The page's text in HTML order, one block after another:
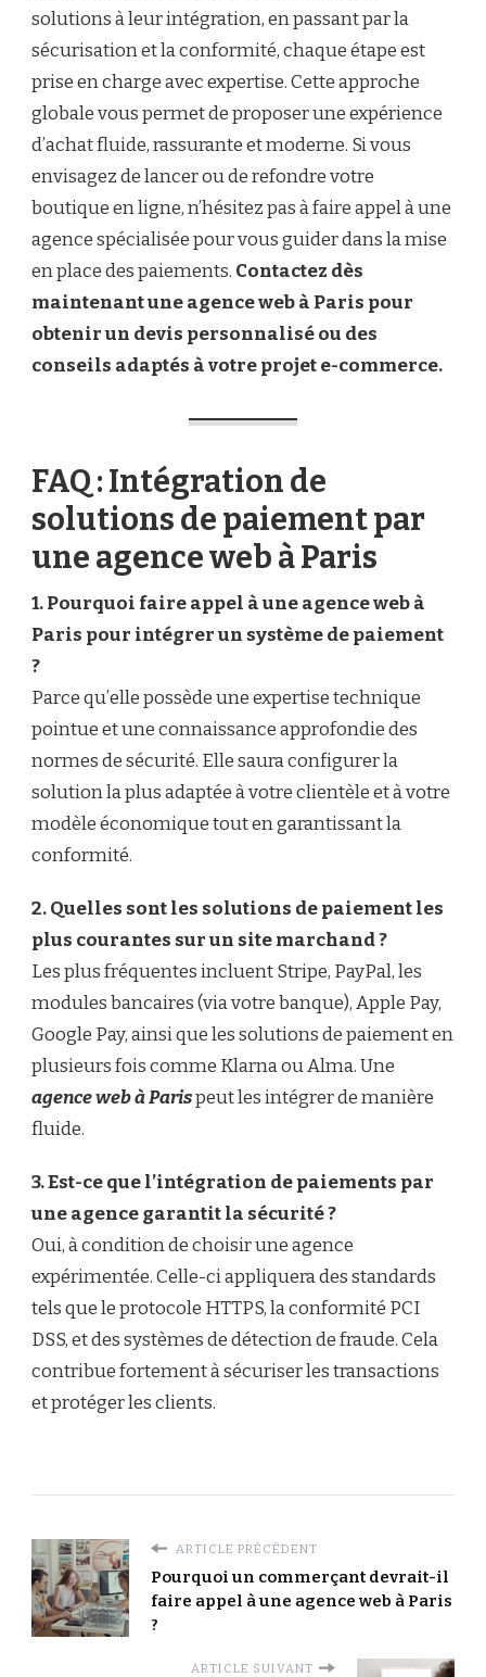
solutions à leur intégration, en passant par la
sécurisation et la conformité, chaque étape est
prise en charge avec expertise. Cette approche
globale vous permet de proposer une expérience
d’achat fluide, rassurante et moderne. Si vous
envisagez de lancer ou de refondre votre
boutique en ligne, n’hésitez pas à faire appel à une
agence spécialisée pour vous guider dans la mise
en place des paiements. Contactez dès
maintenant une agence web à Paris pour
obtenir un devis personnalisé ou des
conseils adaptés à votre projet e-commerce.
FAQ : Intégration de
solutions de paiement par
une agence web à Paris
1. Pourquoi faire appel à une agence web à
Paris pour intégrer un système de paiement
?
Parce qu’elle possède une expertise technique
pointue et une connaissance approfondie des
normes de sécurité. Elle saura configurer la
solution la plus adaptée à votre clientèle et à votre
modèle économique tout en garantissant la
conformité.
2. Quelles sont les solutions de paiement les
plus courantes sur un site marchand ?
Les plus fréquentes incluent Stripe, PayPal, les
modules bancaires (via votre banque), Apple Pay,
Google Pay, ainsi que les solutions de paiement en
plusieurs fois comme Klarna ou Alma. Une
agence web à Parispeut les intégrer de manière
fluide.
3. Est-ce que l’intégration de paiements par
une agence garantit la sécurité ?
Oui, à condition de choisir une agence
expérimentée. Celle-ci appliquera des standards
tels que le protocole HTTPS, la conformité PCI
DSS, et des systèmes de détection de fraude. Cela
contribue fortement à sécuriser les transactions
et protéger les clients.
ARTICLE PRÉCÉDENT
Pourquoi un commerçant devrait-il
faire appel à une agence web à Paris
?
ARTICLE SUIVANT